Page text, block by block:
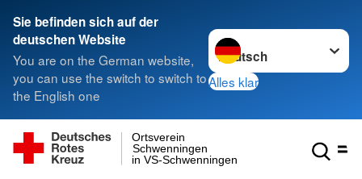
Sie befinden sich auf der
deutschen Website
You are on the German website,
you can use the switch to switch to
the English one
Sprache wechseln zu
Alles klar
in VS-Schwenningen
Schwenningen
Ortsverein